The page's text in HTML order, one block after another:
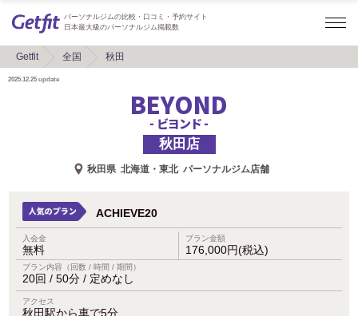
パーソナルジムの比較・口コミ・予約サイト
日本最大級のパーソナルジム掲載数
Getfit 全国 秋田
2025.12.25 update
BEYOND
- ビヨンド -
秋田店
秋田県 北海道・東北 パーソナルジム店舗
ACHIEVE20
入会金
無料
プラン金額
176,000円(税込)
プラン内容（回数 / 時間 / 期間）
20回 / 50分 / 定めなし
アクセス
秋田駅から車で5分